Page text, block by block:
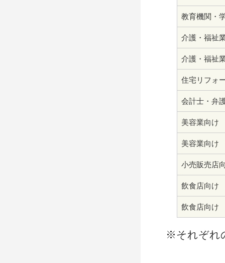
教育機関・
介護・福祉
介護・福祉
住宅リフォ
会計士・弁
美容業向け
美容業向け
小売販売店
飲食店向け
飲食店向け
※それぞれ